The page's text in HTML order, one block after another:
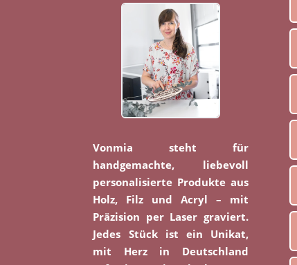
Vonmia steht für
handgemachte, liebevoll
personalisierte Produkte aus
Holz, Filz und Acryl – mit
Präzision per Laser graviert.
Jedes Stück ist ein Unikat,
mit Herz in Deutschland